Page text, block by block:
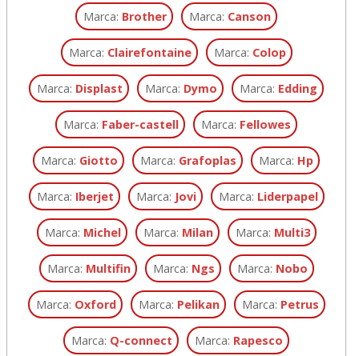
Marca: Brother Marca: Canson
Marca: Clairefontaine Marca: Colop
Marca: Displast Marca: Dymo Marca: Edding
Marca: Faber-castell Marca: Fellowes
Marca: Giotto Marca: Grafoplas Marca: Hp
Marca: Iberjet Marca: Jovi Marca: Liderpapel
Marca: Michel Marca: Milan Marca: Multi3
Marca: Multifin Marca: Ngs Marca: Nobo
Marca: Oxford Marca: Pelikan Marca: Petrus
Marca: Q-connect Marca: Rapesco